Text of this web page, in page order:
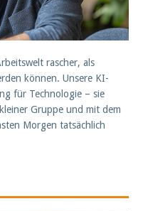
rascher, als
können. Unsere KI-
für Technologie – sie
Gruppe und mit dem
Morgen tatsächlich